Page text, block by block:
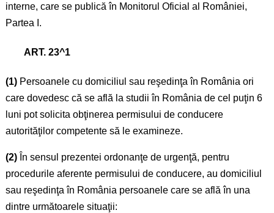
interne, care se publică în Monitorul Oficial al României,
Partea I.
ART. 23^1
(1)Persoanele cu domiciliul sau reşedinţa în România ori
care dovedesc că se află la studii în România de cel puţin 6
luni pot solicita obţinerea permisului de conducere
autorităţilor competente să le examineze.
(2)În sensul prezentei ordonanţe de urgenţă, pentru
procedurile aferente permisului de conducere, au domiciliul
sau reşedinţa în România persoanele care se află în una
dintre următoarele situaţii: